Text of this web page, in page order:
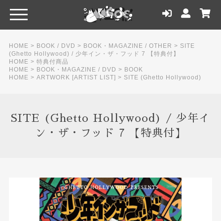
HOME > BOOK / DVD > BOOK・MAGAZINE / OTHER > SITE
(Ghetto Hollywood) / 少年イン・ザ・フッド 7 【特典付】
HOME > 特典付商品
HOME > BOOK・MAGAZINE / DVD > BOOK
HOME > ARTWORK [ARTIST LIST] > SITE (Ghetto Hollywood)
SITE (Ghetto Hollywood) / 少年イ
ン・ザ・フッド 7 【特典付】